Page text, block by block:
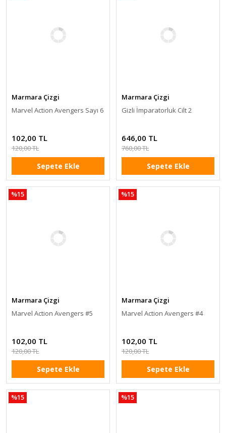
Marmara Çizgi
Marvel Action Avengers Sayı 6
102,00 TL
120,00 TL
Sepete Ekle
Marmara Çizgi
Gizli İmparatorluk Cilt 2
646,00 TL
760,00 TL
Sepete Ekle
%15
Marmara Çizgi
Marvel Action Avengers #5
102,00 TL
120,00 TL
Sepete Ekle
%15
Marmara Çizgi
Marvel Action Avengers #4
102,00 TL
120,00 TL
Sepete Ekle
%15 %15